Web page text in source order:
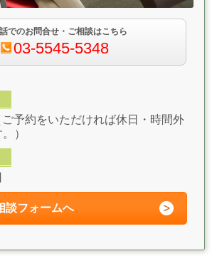
でのお問合せ・ご相談はこちら
03-5545-5348
予約をいただければ休日・時間外
）
談フォームへ